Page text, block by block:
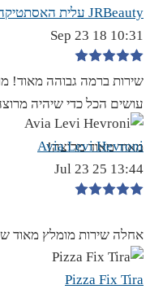
JRBeauty עלית האסתטיקה
10:31 18 Sep 23
שירות ברמה גבוהה מאוד!
עושים הכל כדי שיהיה
מאוד מאוד מרוצה!
Avia Levi Hevroni
13:44 25 Jul 23
אחלה שירות מומלץ מאוד
Pizza Fix Tira